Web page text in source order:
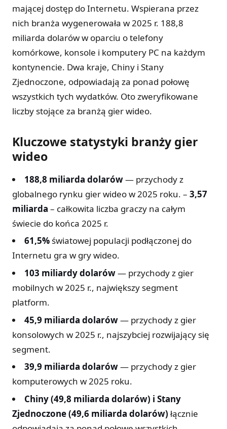
mającej dostęp do Internetu. Wspierana przez
nich branża wygenerowała w 2025 r. 188,8
miliarda dolarów w oparciu o telefony
komórkowe, konsole i komputery PC na każdym
kontynencie. Dwa kraje, Chiny i Stany
Zjednoczone, odpowiadają za ponad połowę
wszystkich tych wydatków. Oto zweryfikowane
liczby stojące za branżą gier wideo.
Kluczowe statystyki branży gier
wideo
188,8 miliarda dolarów— przychody z
globalnego rynku gier wideo w 2025 roku. – 3,57
miliarda – całkowita liczba graczy na całym
świecie do końca 2025 r.
61,5% światowej populacji podłączonej do
Internetu gra w gry wideo.
103 miliardy dolarów— przychody z gier
mobilnych w 2025 r., największy segment
platform.
45,9 miliarda dolarów— przychody z gier
konsolowych w 2025 r., najszybciej rozwijający się
segment.
39,9 miliarda dolarów— przychody z gier
komputerowych w 2025 roku.
Chiny (49,8 miliarda dolarów) i Stany
Zjednoczone (49,6 miliarda dolarów) łącznie